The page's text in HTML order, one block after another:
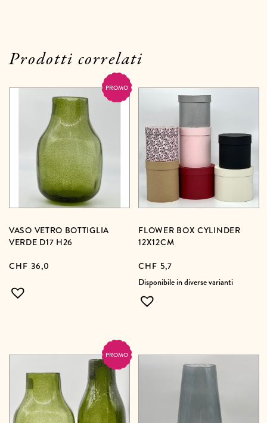
Prodotti correlati
PROMO
VASO VETRO BOTTIGLIA
VERDE D17 H26
CHF 36,0
FLOWER BOX CYLINDER
12X12CM
CHF 5,7
Disponibile in diverse varianti
PROMO